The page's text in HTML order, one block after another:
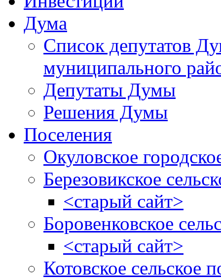
Дума
Список депутатов
муниципального
Депутаты Думы
Решения Думы
Поселения
Окуловское
Березовикское
<старый сайт>
Боровенковское
<старый сайт>
Котовское сельское